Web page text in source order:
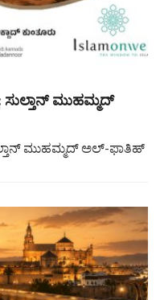
ಮುಹಮ್ಮದ್
ಮುಹಮ್ಮದ್ ಅಲ್-ಫಾತಿಹ್